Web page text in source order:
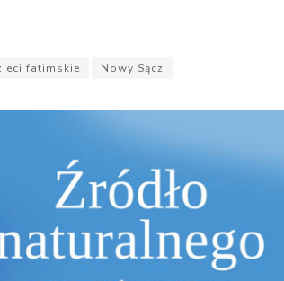
fatimskie Nowy Sącz